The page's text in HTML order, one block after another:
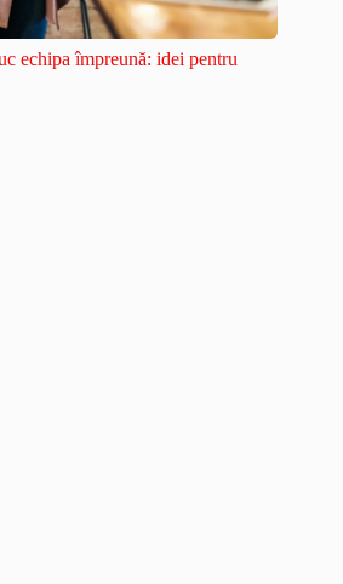
echipa împreună: idei pentru